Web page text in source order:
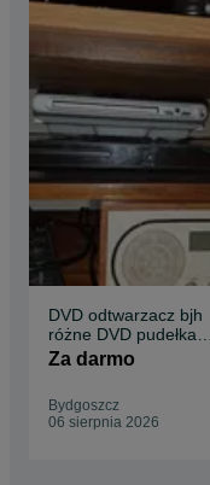
DVD odtwarzacz bjh
różne DVD pudełka
nak płyty DVD cd
Za darmo
Bydgoszcz
06 sierpnia 2026